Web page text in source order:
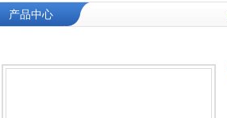
产品中心